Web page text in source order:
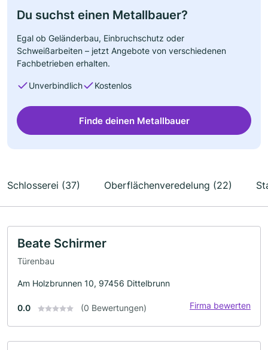
Du suchst einen Metallbauer?
Egal ob Geländerbau, Einbruchschutz oder
Schweißarbeiten – jetzt Angebote von verschiedenen
Fachbetrieben erhalten.
Unverbindlich Kostenlos
Finde deinen Metallbauer
Schlosserei (37) Oberflächenveredelung (22)
Beate Schirmer
Türenbau
Am Holzbrunnen 10, 97456 Dittelbrunn
0.0 (0 Bewertungen) Firma bewerten